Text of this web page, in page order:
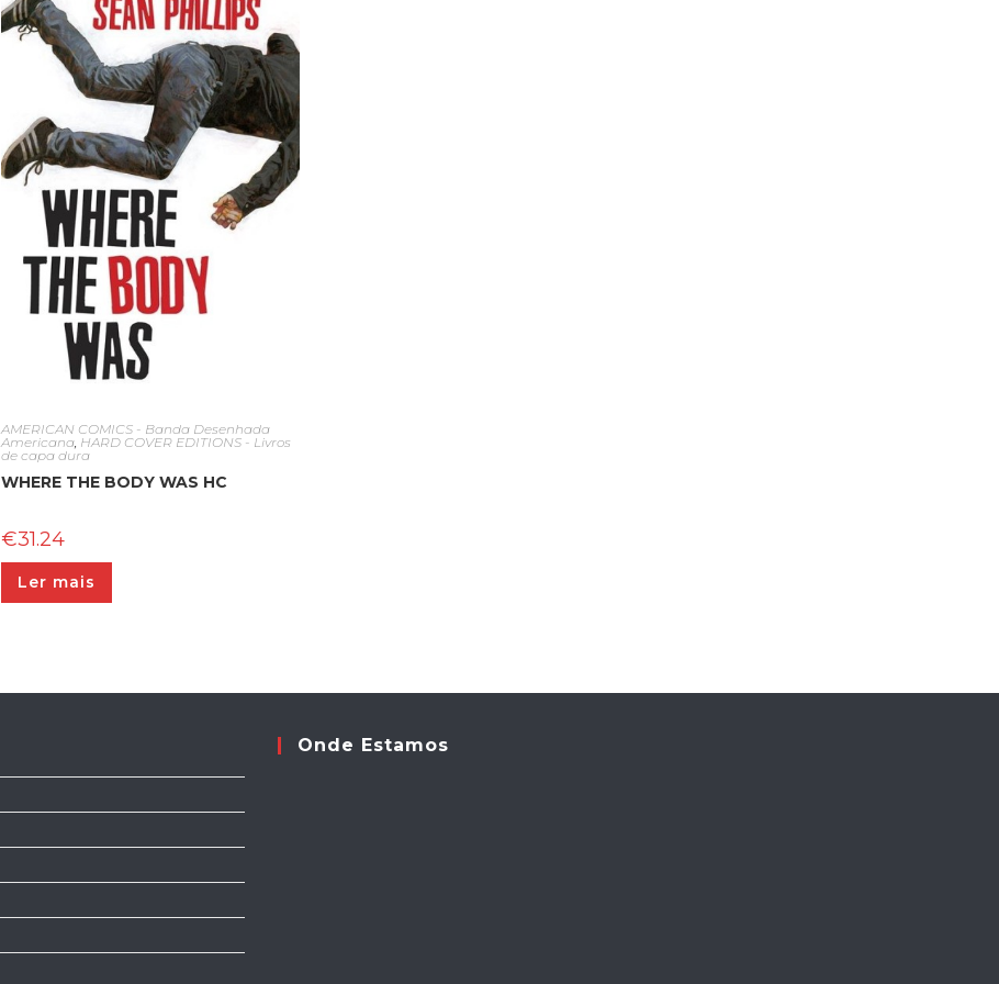
AMERICAN COMICS - Banda Desenhada
Americana HARD COVER EDITIONS - Livros
de capa dura
WHERE THE BODY WAS HC
€31.24
Ler mais
Onde Estamos